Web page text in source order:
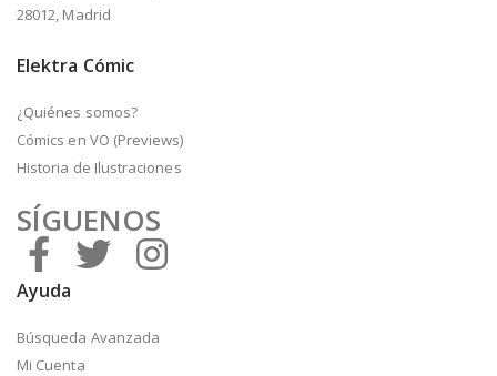
28012, Madrid
Elektra Cómic
¿Quiénes somos?
Cómics en VO (Previews)
Historia de Ilustraciones
SÍGUENOS
Ayuda
Búsqueda Avanzada
Mi Cuenta